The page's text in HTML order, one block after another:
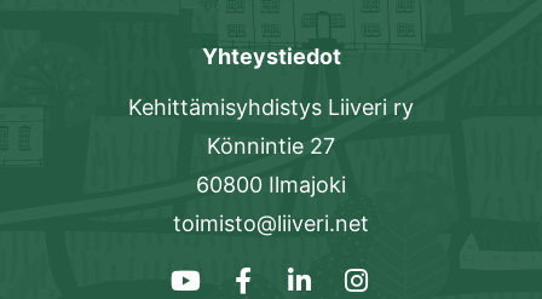
Yhteystiedot
Kehittämisyhdistys Liiveri ry
Könnintie 27
60800 Ilmajoki
toimisto@liiveri.net